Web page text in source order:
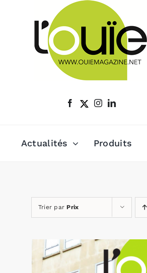
Actualités Produits
Trier parPrix